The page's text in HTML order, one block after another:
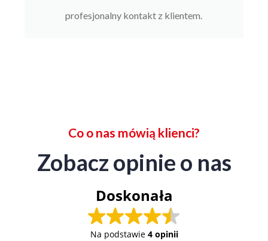
profesjonalny kontakt z klientem.
Co o nas mówią klienci?
Zobacz opinie o nas
Doskonała
Na podstawie 4 opinii